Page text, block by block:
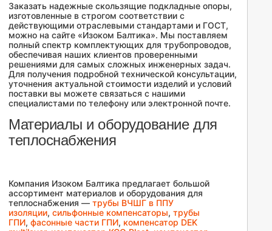
Заказать надежные скользящие подкладные опоры,
изготовленные в строгом соответствии с
действующими отраслевыми стандартами и ГОСТ,
можно на сайте «Изоком Балтика». Мы поставляем
полный спектр комплектующих для трубопроводов,
обеспечивая наших клиентов проверенными
решениями для самых сложных инженерных задач.
Для получения подробной технической консультации,
уточнения актуальной стоимости изделий и условий
поставки вы можете связаться с нашими
специалистами по телефону или электронной почте.
Материалы и оборудование для
теплоснабжения
Компания Изоком Балтика предлагает большой
ассортимент материалов и оборудования для
теплоснабжения — трубы ВЧШГ в ППУ
изоляции, сильфонные компенсаторы, трубы
ГПИ, фасонные части ГПИ, компенсатор DEK